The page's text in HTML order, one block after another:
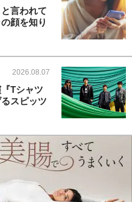
言われて
顔を知り
2026.08.07
Tシャツ
スピッツ